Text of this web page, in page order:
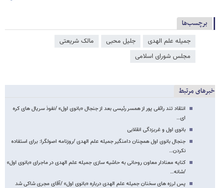
برچسب‌ها
جمیله علم الهدی جلیل محبی
مالک شریعتی
مجلس شورای اسلامی
خبرهای مرتبط
انتقاد تند رائفی پور از همسر رئیسی بعد از جنجال «بانوی اول» /نفوذ سریال های کره
ای…
بانوی اول و غربزدگی انقلابی
جنجال بانوی اول همچنان دامنگیر جمیله علم الهدی /روزنامه اصولگرا: برای استفاده
نکردن…
کنایه معنادار معاون روحانی به حاشیه سازی جمیله علم الهدی در ماجرای «بانوی اول»
/شانه…
پس لرزه های سخنان جمیله علم الهدی درباره «بانوی اول» /آقای مجری شاکی شد